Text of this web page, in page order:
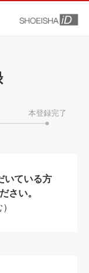
本登録完了
いている方
さい。